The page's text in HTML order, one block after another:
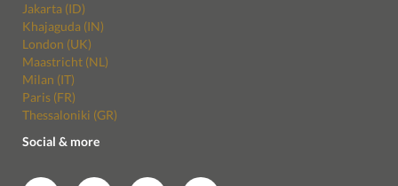
Jakarta (ID)
Khajaguda (IN)
London (UK)
Maastricht (NL)
Milan (IT)
Paris (FR)
Thessaloniki (GR)
Social & more